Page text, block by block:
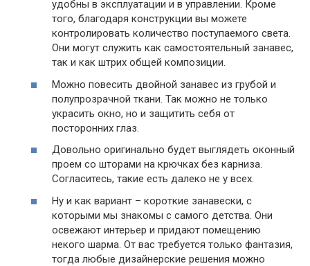
удобны в эксплуатации и в управлении. Кроме
того, благодаря конструкции вы можете
контролировать количество поступаемого света.
Они могут служить как самостоятельный занавес,
так и как штрих общей композиции.
Можно повесить двойной занавес из грубой и
полупрозрачной ткани. Так можно не только
украсить окно, но и защитить себя от
посторонних глаз.
Довольно оригинально будет выглядеть оконный
проем со шторами на крючках без карниза.
Согласитесь, такие есть далеко не у всех.
Ну и как вариант – короткие занавески, с
которыми мы знакомы с самого детства. Они
освежают интерьер и придают помещению
некого шарма. От вас требуется только фантазия,
тогда любые дизайнерские решения можно